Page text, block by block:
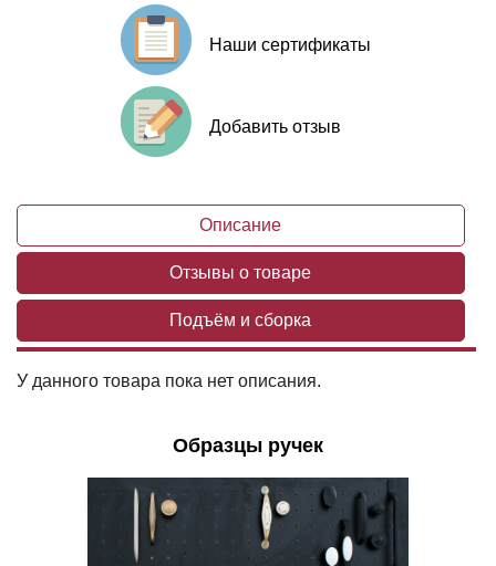
Наши сертификаты
Добавить отзыв
Описание
Отзывы о товаре
Подъём и сборка
У данного товара пока нет описания.
Образцы ручек